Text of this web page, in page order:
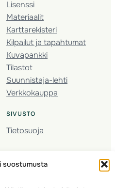
suostumusta
Lisenssi
Materiaalit
Karttarekisteri
Kilpailut ja tapahtumat
Kuvapankki
Tilastot
Suunnistaja-lehti
Verkkokauppa
SIVUSTO
Tietosuoja